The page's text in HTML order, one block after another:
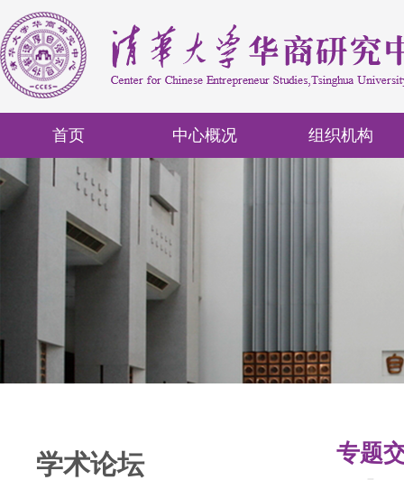
首页 中心概况 组织机构
学术论坛 专题